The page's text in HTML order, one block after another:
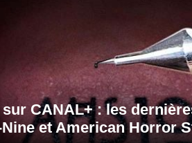
CANAL+ : les
et American Horror